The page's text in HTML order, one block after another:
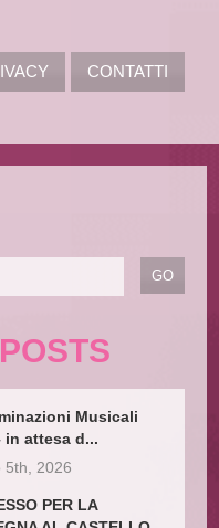
CONTATTI
POSTS
Musicali
in attesa d...
5th, 2026
PER LA